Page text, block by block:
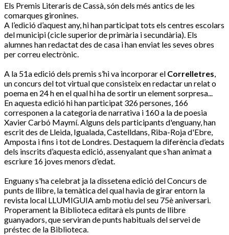
Els Premis Literaris de Cassà, són dels més antics de les
comarques gironines.
A l’edició d’aquest any, hi han participat tots els centres escolars
del municipi (cicle superior de primària i secundària). Els
alumnes han redactat des de casa i han enviat les seves obres
per correu electrònic.
A la 51aedició dels premis s’hi va incorporar el Correlletres,
un concurs del tot virtual que consisteix en redactar un relat o
poema en 24 h en el qual hi ha de sortir un element sorpresa...
En aquesta edició hi han participat 326 persones, 166
corresponen a la categoria de narrativa i 160 a la de poesia
Xavier Carbó Maymí. Alguns dels participants d'enguany, han
escrit des de Lleida, Igualada, Castelldans, Riba-Roja d'Ebre,
Amposta i fins i tot de Londres. Destaquem la diferència d’edats
dels inscrits d’aquesta edició, assenyalant que s’han animat a
escriure 16 joves menors d’edat.
Enguany s'ha celebrat ja la dissetena edició del Concurs de
punts de llibre, la temàtica del qual havia de girar entorn la
revista local LLUMIGUIAamb motiu del seu 75èaniversari.
Properament la Biblioteca editarà els punts de llibre
guanyadors, que serviran de punts habituals del servei de
préstec de la Biblioteca.